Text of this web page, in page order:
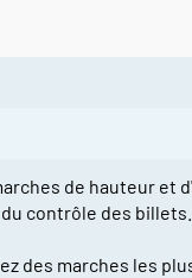
de hauteur et
contrôle des
des marches les